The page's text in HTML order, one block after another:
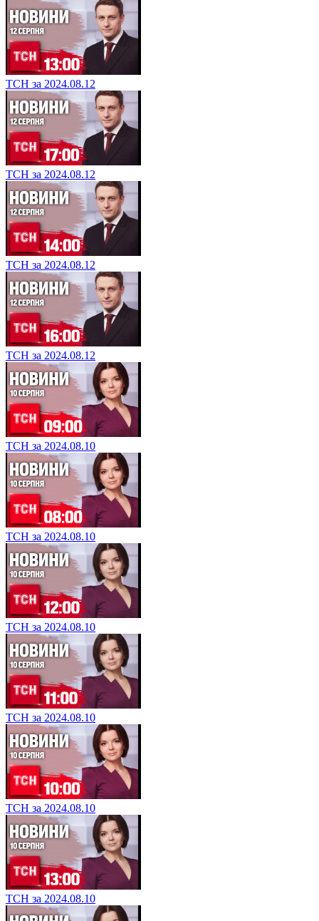
ТСН за 2024.08.12
ТСН за 2024.08.12
ТСН за 2024.08.12
ТСН за 2024.08.12
ТСН за 2024.08.10
ТСН за 2024.08.10
ТСН за 2024.08.10
ТСН за 2024.08.10
ТСН за 2024.08.10
ТСН за 2024.08.10